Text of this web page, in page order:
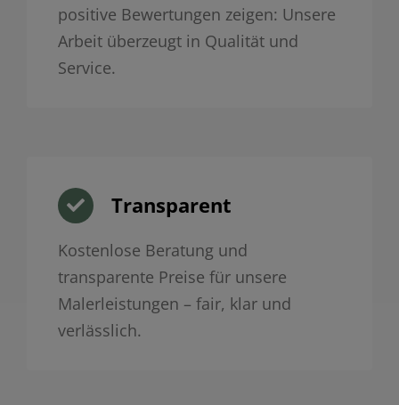
positive Bewertungen zeigen: Unsere
Arbeit überzeugt in Qualität und
Service.
Transparent
Kostenlose Beratung und
transparente Preise für unsere
Malerleistungen – fair, klar und
verlässlich.